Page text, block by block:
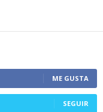
ME GUSTA
SEGUIR